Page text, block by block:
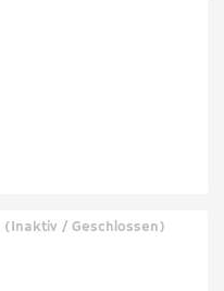
(Inaktiv / Geschlossen)